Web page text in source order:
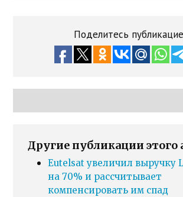
Поделитесь
Другие публикации этого
Eutelsat увеличил выручку
на 70% и рассчитывает
компенсировать им спад